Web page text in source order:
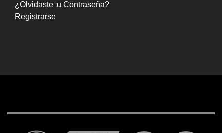
¿Olvidaste tu Contraseña?
Registrarse